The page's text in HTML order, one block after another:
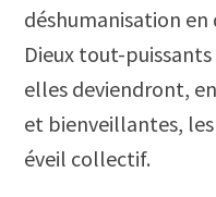
déshumanisation
Dieux tout-puissants
elles deviendront,
et bienveillantes,
éveil collectif.